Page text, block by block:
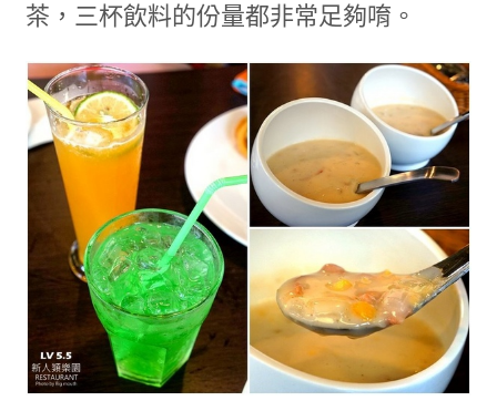
茶，三杯飲料的份量都非常足夠唷。